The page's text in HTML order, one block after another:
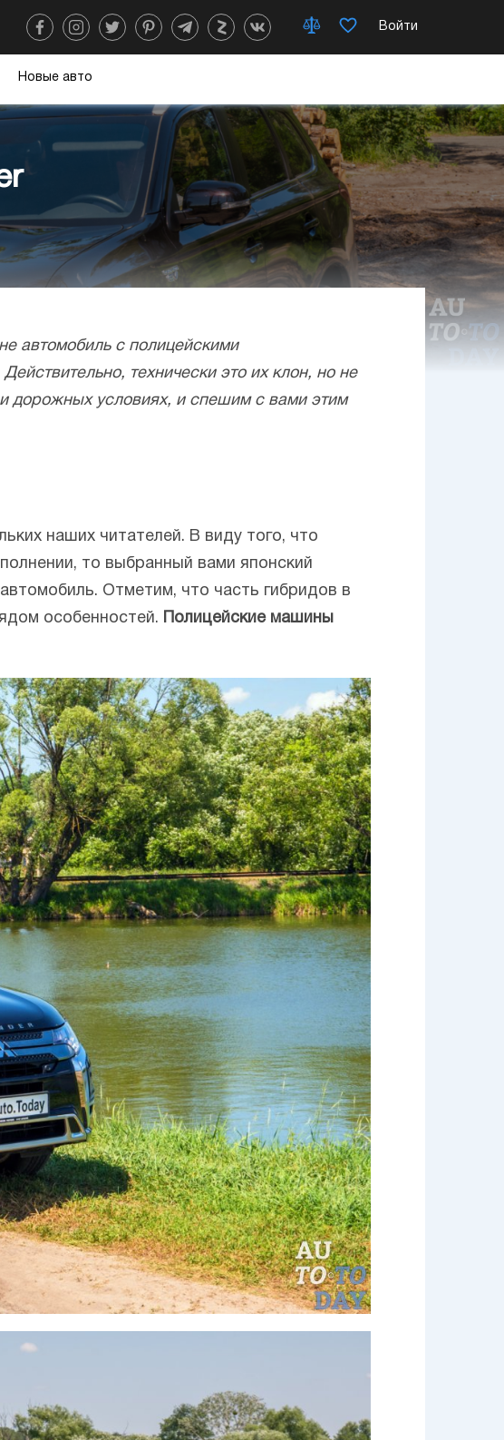
Войти
Новые авто
автомобиль с полицейскими
технически это их клон, но не
дорожных условиях, и спешим с вами этим
наших читателей. В виду того, что
то выбранный вами японский
Отметим, что часть гибридов в
особенностей.
Полицейские машины